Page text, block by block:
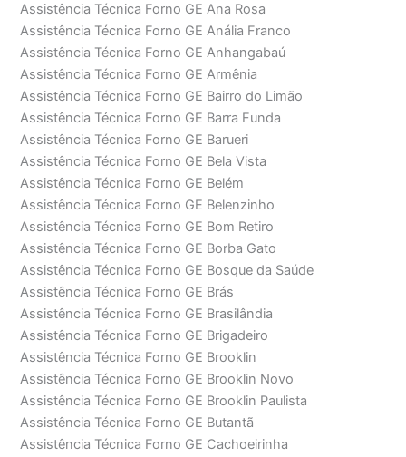
Assistência Técnica Forno GE Ana Rosa
Assistência Técnica Forno GE Anália Franco
Assistência Técnica Forno GE Anhangabaú
Assistência Técnica Forno GE Armênia
Assistência Técnica Forno GE Bairro do Limão
Assistência Técnica Forno GE Barra Funda
Assistência Técnica Forno GE Barueri
Assistência Técnica Forno GE Bela Vista
Assistência Técnica Forno GE Belém
Assistência Técnica Forno GE Belenzinho
Assistência Técnica Forno GE Bom Retiro
Assistência Técnica Forno GE Borba Gato
Assistência Técnica Forno GE Bosque da Saúde
Assistência Técnica Forno GE Brás
Assistência Técnica Forno GE Brasilândia
Assistência Técnica Forno GE Brigadeiro
Assistência Técnica Forno GE Brooklin
Assistência Técnica Forno GE Brooklin Novo
Assistência Técnica Forno GE Brooklin Paulista
Assistência Técnica Forno GE Butantã
Assistência Técnica Forno GE Cachoeirinha